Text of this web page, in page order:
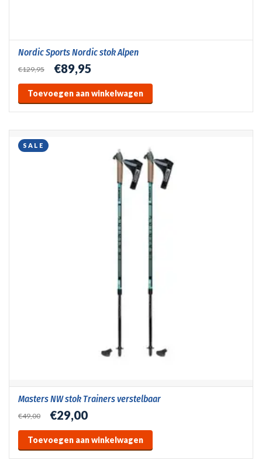
Nordic Sports Nordic stok Alpen
€129,95 €89,95
Toevoegen aan winkelwagen
SALE
Masters NW stok Trainers verstelbaar
€49,00 €29,00
Toevoegen aan winkelwagen